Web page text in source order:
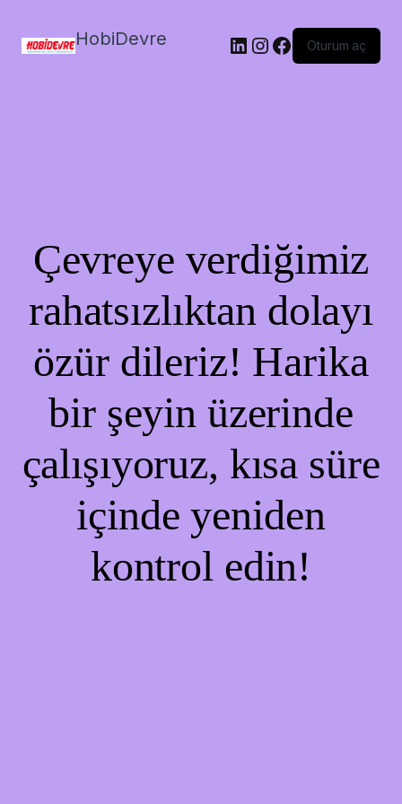
HobiDevre LinkedIn
Instagram
Facebook
Oturum aç
Çevreye verdiğimiz
rahatsızlıktan dolayı
özür dileriz! Harika
bir şeyin üzerinde
çalışıyoruz, kısa süre
içinde yeniden
kontrol edin!